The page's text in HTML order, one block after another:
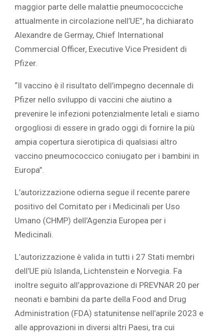
maggior parte delle malattie pneumococciche
attualmente in circolazione nell’UE”, ha dichiarato
Alexandre de Germay, Chief International
Commercial Officer, Executive Vice President di
Pfizer.
“Il vaccino è il risultato dell’impegno decennale di
Pfizer nello sviluppo di vaccini che aiutino a
prevenire le infezioni potenzialmente letali e siamo
orgogliosi di essere in grado oggi di fornire la più
ampia copertura sierotipica di qualsiasi altro
vaccino pneumococcico coniugato per i bambini in
Europa”.
L’autorizzazione odierna segue il recente parere
positivo del Comitato per i Medicinali per Uso
Umano (CHMP) dell’Agenzia Europea per i
Medicinali.
L’autorizzazione è valida in tutti i 27 Stati membri
dell’UE più Islanda, Lichtenstein e Norvegia. Fa
inoltre seguito all’approvazione di PREVNAR 20 per
neonati e bambini da parte della Food and Drug
Administration (FDA) statunitense nell’aprile 2023 e
alle approvazioni in diversi altri Paesi, tra cui